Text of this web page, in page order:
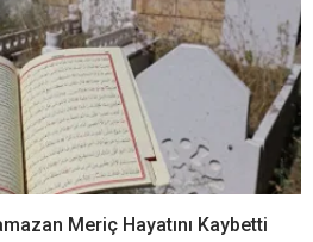
Meriç Hayatını Kaybetti